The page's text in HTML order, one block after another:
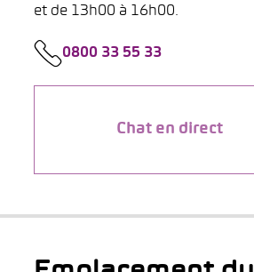
et de 13h00 à 16h00.
0800 33 55 33
Chat en direct